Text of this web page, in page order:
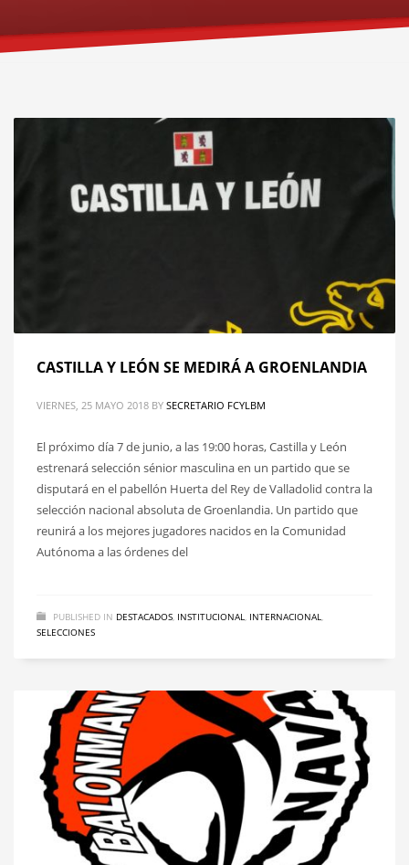
CASTILLA Y LEÓN SE MEDIRÁ A GROENLANDIA
VIERNES, 25 MAYO 2018 BY SECRETARIO FCYLBM
El próximo día 7 de junio, a las 19:00 horas, Castilla y León
estrenará selección sénior masculina en un partido que se
disputará en el pabellón Huerta del Rey de Valladolid contra la
selección nacional absoluta de Groenlandia. Un partido que
reunirá a los mejores jugadores nacidos en la Comunidad
Autónoma a las órdenes del
PUBLISHED IN DESTACADOS INSTITUCIONAL INTERNACIONAL
SELECCIONES